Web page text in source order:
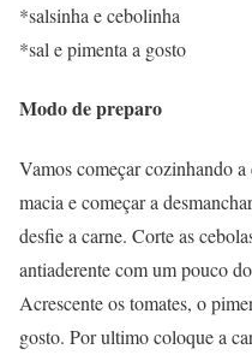
*salsinha e cebolinha
*sal e pimenta a gosto
Modo de preparo
Vamos começar cozinhando
macia e começar a
desfie a carne. Corte as
antiaderente com um pouco
Acrescente os tomates, o
gosto. Por ultimo coloque a